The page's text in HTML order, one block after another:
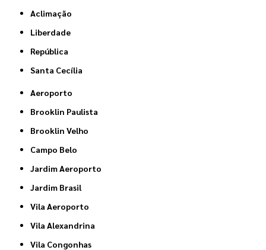
Aclimação
Liberdade
República
Santa Cecília
Aeroporto
Brooklin Paulista
Brooklin Velho
Campo Belo
Jardim Aeroporto
Jardim Brasil
Vila Aeroporto
Vila Alexandrina
Vila Congonhas